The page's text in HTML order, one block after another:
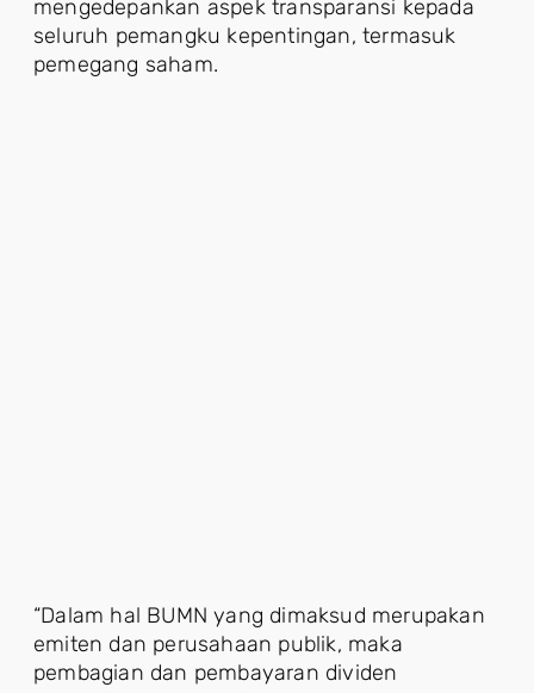
mengedepankan aspek transparansi kepada
seluruh pemangku kepentingan, termasuk
pemegang saham.
“Dalam hal BUMN yang dimaksud merupakan
emiten dan perusahaan publik, maka
pembagian dan pembayaran dividen